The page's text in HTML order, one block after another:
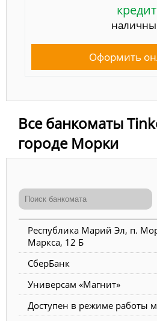
Оформить
Все банкоматы
городе Морки
Республика Марий Эл, п.
Маркса, 12 Б
СберБанк
Универсам «Магнит»
Доступен в режиме работы